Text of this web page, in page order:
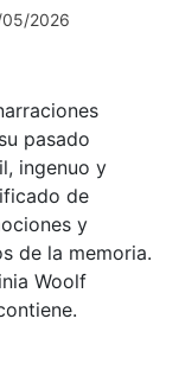
2026
pasado
ingenuo y
de
y
de la memoria.
Woolf